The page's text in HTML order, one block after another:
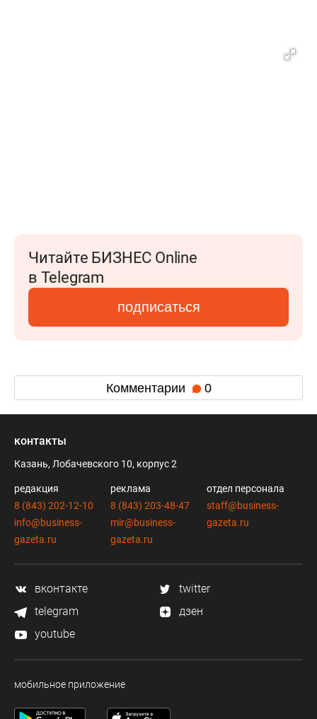
Читайте БИЗНЕС Online
в Telegram
подписаться
Комментарии 0
контакты
Казань, Лобачевского 10, корпус 2
редакция
8 (843) 202-12-10
info@business-
gazeta.ru
реклама
8 (843) 203-48-47
mir@business-
gazeta.ru
отдел персонала
staff@business-
gazeta.ru
вконтакте
twitter
telegram
дзен
youtube
мобильное приложение